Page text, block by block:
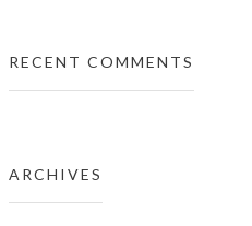
RECENT COMMENTS
ARCHIVES